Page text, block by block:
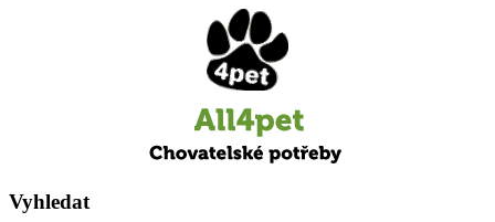
Vyhledat